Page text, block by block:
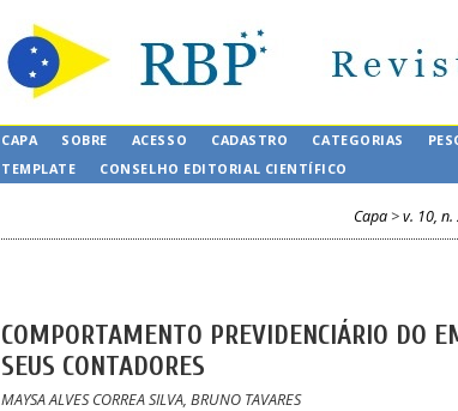
CAPA SOBRE ACESSO CADASTRO CATEGORIAS
TEMPLATE
CONSELHO EDITORIAL CIENTÍFICO
Capa>v. 10, n.
COMPORTAMENTO PREVIDENCIÁRIO DO
SEUS CONTADORES
MAYSA ALVES CORREA SILVA, BRUNO TAVARES